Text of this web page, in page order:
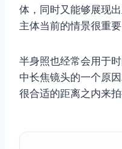
体，同时又能够展现
主体当前的情景很重要
半身照也经常会用于
中长焦镜头的一个原
很合适的距离之内来拍